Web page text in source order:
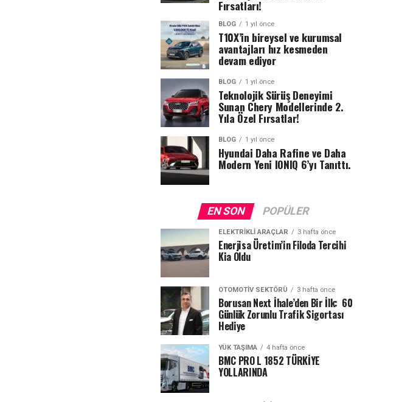
Fırsatları!
BLOG 1 yıl önce
T10X’in bireysel ve kurumsal
avantajları hız kesmeden
devam ediyor
BLOG 1 yıl önce
Teknolojik Sürüş Deneyimi
Sunan Chery Modellerinde 2.
Yıla Özel Fırsatlar!
BLOG 1 yıl önce
Hyundai Daha Rafine ve Daha
Modern Yeni IONIQ 6’yı Tanıttı.
EN SON POPÜLER
ELEKTRIKLI ARAÇLAR 3 hafta önce
Enerjisa Üretim’in Filoda Tercihi
Kia Oldu
OTOMOTIV SEKTÖRÜ 3 hafta önce
Borusan Next İhale’den Bir İlk: 60
Günlük Zorunlu Trafik Sigortası
Hediye
YÜK TAŞIMA 4 hafta önce
BMC PRO L 1852 TÜRKİYE
YOLLARINDA